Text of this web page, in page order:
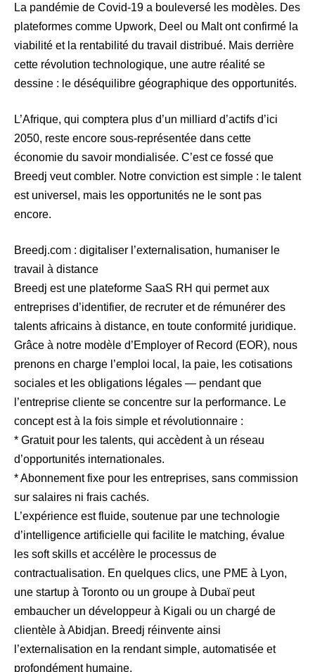
La pandémie de Covid-19 a bouleversé les modèles. Des
plateformes comme Upwork, Deel ou Malt ont confirmé la
viabilité et la rentabilité du travail distribué. Mais derrière
cette révolution technologique, une autre réalité se
dessine : le déséquilibre géographique des opportunités.
L’Afrique, qui comptera plus d’un milliard d’actifs d’ici
2050, reste encore sous-représentée dans cette
économie du savoir mondialisée. C’est ce fossé que
Breedj veut combler. Notre conviction est simple : le talent
est universel, mais les opportunités ne le sont pas
encore.
Breedj.com : digitaliser l’externalisation, humaniser le
travail à distance
Breedj est une plateforme SaaS RH qui permet aux
entreprises d’identifier, de recruter et de rémunérer des
talents africains à distance, en toute conformité juridique.
Grâce à notre modèle d’Employer of Record (EOR), nous
prenons en charge l’emploi local, la paie, les cotisations
sociales et les obligations légales — pendant que
l’entreprise cliente se concentre sur la performance. Le
concept est à la fois simple et révolutionnaire :
* Gratuit pour les talents, qui accèdent à un réseau
d’opportunités internationales.
* Abonnement fixe pour les entreprises, sans commission
sur salaires ni frais cachés.
L’expérience est fluide, soutenue par une technologie
d’intelligence artificielle qui facilite le matching, évalue
les soft skills et accélère le processus de
contractualisation. En quelques clics, une PME à Lyon,
une startup à Toronto ou un groupe à Dubaï peut
embaucher un développeur à Kigali ou un chargé de
clientèle à Abidjan. Breedj réinvente ainsi
l’externalisation en la rendant simple, automatisée et
profondément humaine.